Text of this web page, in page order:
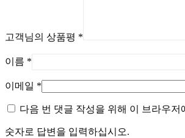
고객님의 상품평 *
이름 *
이메일 *
다음 번 댓글 작성을 위해 이 브라우
숫자로 답변을 입력하십시오.